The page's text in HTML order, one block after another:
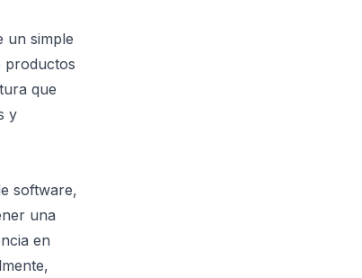
un simple
productos
que
y
software,
una
en